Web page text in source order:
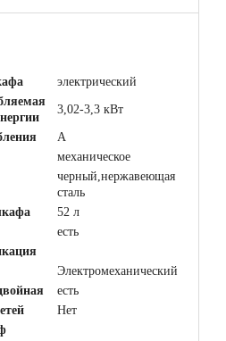
электрический
3,02-3,3 кВт
A
механическое
черный,нержавеющая
сталь
52 л
есть
Электромеханический
есть
Нет